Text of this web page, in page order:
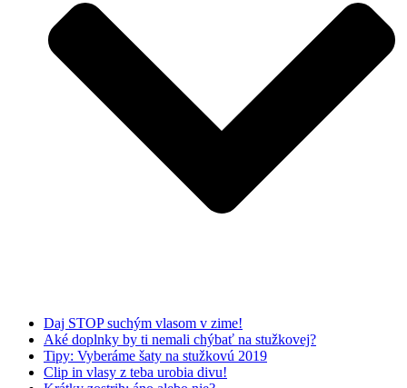
Daj STOP suchým vlasom v zime!
Aké doplnky by ti nemali chýbať na stužkovej?
Tipy: Vyberáme šaty na stužkovú 2019
Clip in vlasy z teba urobia divu!